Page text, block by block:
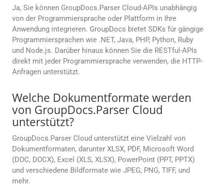
Ja, Sie können GroupDocs.Parser Cloud-APIs unabhängig
von der Programmiersprache oder Plattform in Ihre
Anwendung integrieren. GroupDocs bietet SDKs für gängige
Programmiersprachen wie .NET, Java, PHP, Python, Ruby
und Node.js. Darüber hinaus können Sie die RESTful-APIs
direkt mit jeder Programmiersprache verwenden, die HTTP-
Anfragen unterstützt.
Welche Dokumentformate werden
von GroupDocs.Parser Cloud
unterstützt?
GroupDocs.Parser Cloud unterstützt eine Vielzahl von
Dokumentformaten, darunter XLSX, PDF, Microsoft Word
(DOC, DOCX), Excel (XLS, XLSX), PowerPoint (PPT, PPTX)
und verschiedene Bildformate wie JPEG, PNG, TIFF, und
mehr.